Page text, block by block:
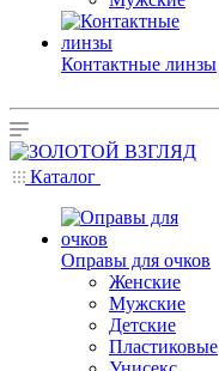
Контактные линзы
Каталог
Оправы для очков
Женские
Мужские
Детские
Пластиковые